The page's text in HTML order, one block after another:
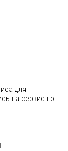
для
на сервис по